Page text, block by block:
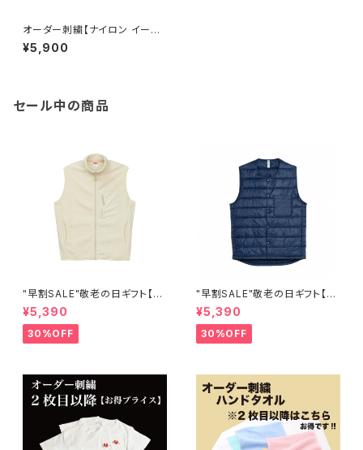
オーダー刺繍【ナイロン イージ
ー ショーツ】
¥5,900
セール中の商品
"早割SALE"敬老の日ギフト【マ
イクロフリース フルジップ ベス
ト（一重） オーダー ワンポイント
刺繍
¥5,390
30%OFF
"早割SALE"敬老の日ギフト【キ
ルトベスト】オーダー ワンポイン
ト刺繍
¥5,390
30%OFF